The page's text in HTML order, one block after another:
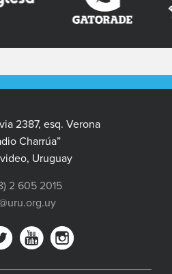
2387, esq. Verona
Charrúa”
Uruguay
2 605 2015